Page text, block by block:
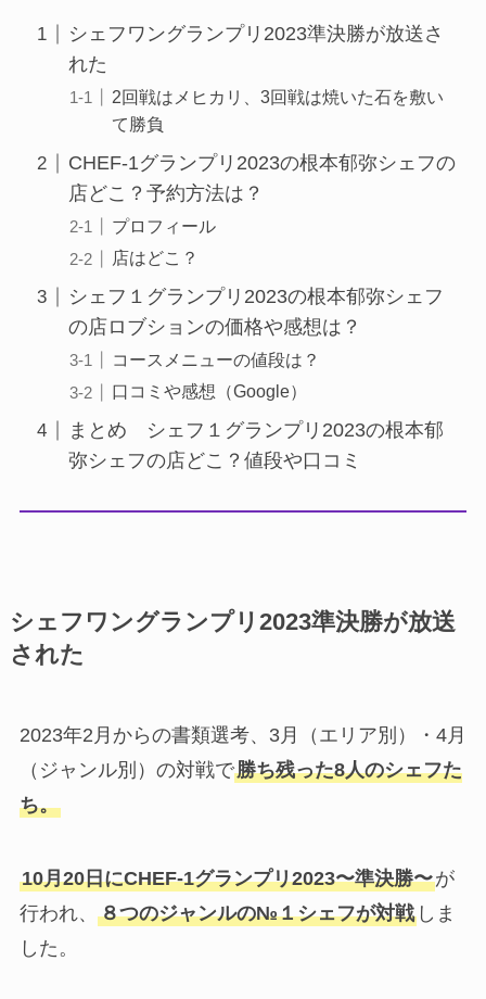
シェフワングランプリ2023準決勝が放送さ
れた
2回戦はメヒカリ、3回戦は焼いた石を敷い
て勝負
CHEF-1グランプリ2023の根本郁弥シェフの
店どこ？予約方法は？
プロフィール
店はどこ？
シェフ１グランプリ2023の根本郁弥シェフ
の店ロブションの価格や感想は？
コースメニューの値段は？
口コミや感想（Google）
まとめ シェフ１グランプリ2023の根本郁
弥シェフの店どこ？値段や口コミ
シェフワングランプリ2023準決勝が放送
された
2023年2月からの書類選考、3月（エリア別）・4月
（ジャンル別）の対戦で勝ち残った8人のシェフた
ち。
10月20日にCHEF-1グランプリ2023〜準決勝〜が
行われ、 ８つのジャンルの№１シェフが対戦しま
した。